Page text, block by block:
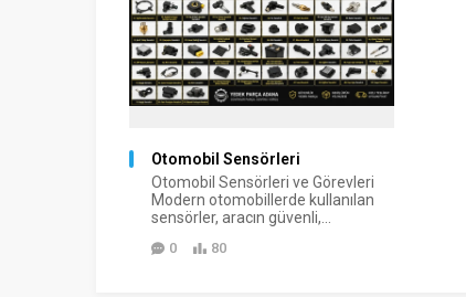
Otomobil Sensörleri
Otomobil Sensörleri ve Görevleri
Modern otomobillerde kullanılan
sensörler, aracın güvenli,...
0 80